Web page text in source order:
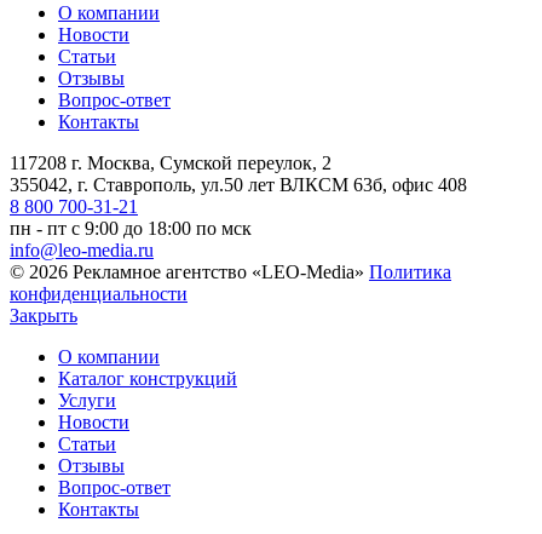
О компании
Новости
Статьи
Отзывы
Вопрос-ответ
Контакты
117208 г. Москва, Сумской переулок, 2
355042, г. Ставрополь, ул.50 лет ВЛКСМ 63б, офис 408
8 800 700-31-21
пн - пт с 9:00 до 18:00 по мск
info@leo-media.ru
© 2026 Рекламное агентство «LEO-Media» Политика
конфиденциальности
Закрыть
О компании
Каталог конструкций
Услуги
Новости
Статьи
Отзывы
Вопрос-ответ
Контакты